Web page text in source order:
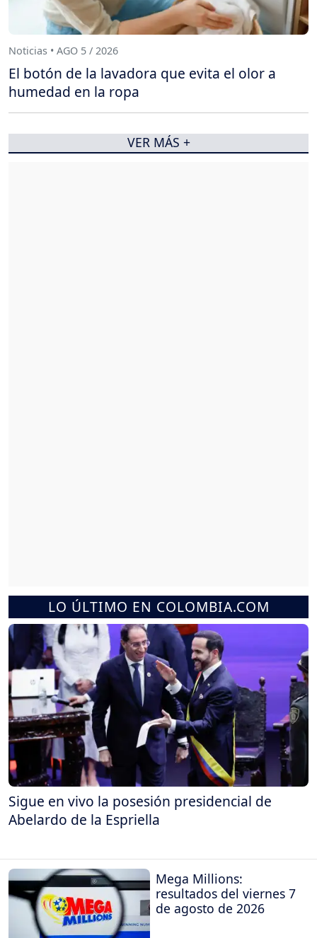
LO ÚLTIMO EN COLOMBIA.COM
Sigue en vivo la posesión presidencial de
Abelardo de la Espriella
Mega Millions:
resultados del viernes 7
de agosto de 2026
Noticias • AGO 5 / 2026
El botón de la lavadora que evita el olor a
humedad en la ropa
VER MÁS +